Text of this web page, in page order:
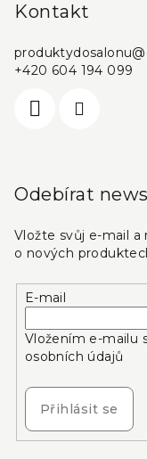
Kontakt
produktydosalonu@
+420 604 194 099
Odebírat
Vložte svůj e-mail
o nových
E-mail
Vložením e-mailu
osobních údajů
Přihlásit se